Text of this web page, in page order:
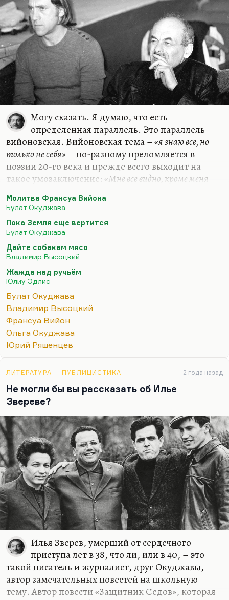
Могу сказать. Я думаю, что есть
определенная параллель. Это параллель
вийоновская. Вийоновская тема –«я знаю все, но
только не себя»– по-разному преломляется в
поэзии 20-го века и прежде всего выходит на
такое умозаключение: «Мне все видно, кроме меня
всех помолиться, кроме себя самого, потому что не
знаю, чего мне просить для себя».
Эта тема есть у Окуджавы. Конечно, он лукавил,
говоря, что «Молитва Франсуа Вийона» – это
молитва жене. Безусловно, Ольга Владимировна
сыграла в его жизни, в его творческом росте
огромную роль. Конечно, Ольга Владимировна
женщина поразительная, «зеленоглазый мой» –
понятный…
Молитва Франсуа Вийона
Булат Окуджава
Пока Земля еще вертится
Булат Окуджава
Дайте собакам мясо
Владимир Высоцкий
Жажда над ручьём
Юлиу Эдлис
Булат Окуджава
Владимир Высоцкий
Франсуа Вийон
Ольга Окуджава
Юрий Ряшенцев
ЛИТЕРАТУРА ПУБЛИЦИСТИКА 2 года назад
Не могли бы вы рассказать об Илье
Звереве?
Илья Зверев, умерший от сердечного
приступа лет в 38, что ли, или в 40, – это
такой писатель и журналист, друг Окуджавы,
автор замечательных повестей на школьную
тему. Автор повести «Защитник Седов», которая